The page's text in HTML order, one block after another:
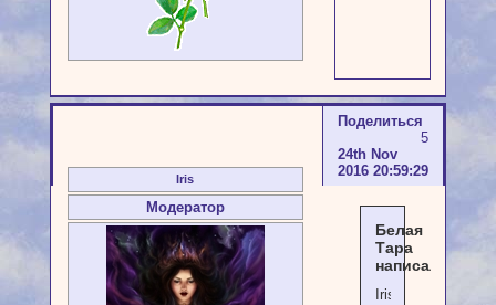
Поделиться
5
24th Nov
2016 20:59:29
Iris
Модератор
Белая
Тара
написал(а):
Iris,